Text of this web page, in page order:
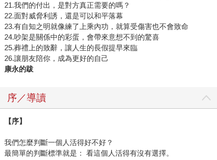
21.我們的付出，是對方真正需要的嗎？
22.面對威脅利誘，還是可以和平落幕
23.有自知之明就像練了上乘內功，就算受傷害也不會致命
24.吵架是關係中的彩蛋，會帶來意想不到的驚喜
25.葬禮上的致辭，讓人生的長假提早來臨
26.讓朋友陪你，成為更好的自己
康永的跋
序／導讀
【序】
我們怎麼判斷一個人活得好不好？
最簡單的判斷標準就是： 看這個人活得有沒有選擇。